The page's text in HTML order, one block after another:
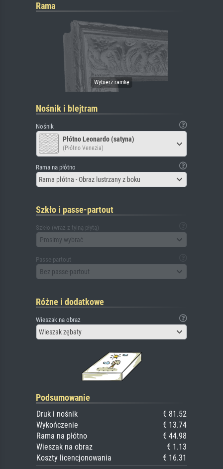
Rama
Nośnik i blejtram
Nośnik
Płótno Leonardo (satyna)
(Płótno Venezia)
Rama na płótno
Rama płótna - Obraz lustrzany z boku
Szkło i passe-partout
Szkło (wraz z tylną płytą)
Prosimy wybrać
Passe-partout
Bez passe-partout
Różne i dodatkowe
Wieszak na obraz
Wieszak zębaty
Podsumowanie
Druk i nośnik
€ 81.52
Wykończenie
€ 13.74
Rama na płótno
€ 44.98
Wieszak na obraz
€ 1.13
Koszty licencjonowania
€ 16.31